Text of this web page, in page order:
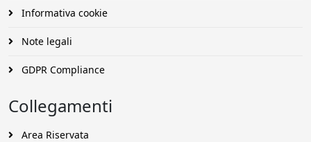
Informativa cookie
Note legali
GDPR Compliance
Collegamenti
Area Riservata